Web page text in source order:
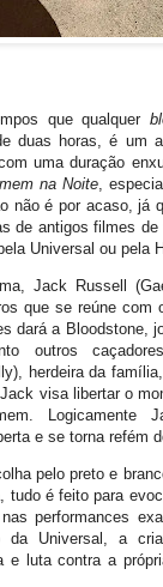
que qualquer
duas horas, é um
uma duração
na Noite,
não é por acaso, já
de antigos filmes
Universal ou pela
Jack Russell
que se reúne com
dará a Bloodstone,
outros
herdeira da
visa libertar o
e se torna refém
pelo preto e
tudo é feito para
performances
Universal, a
luta contra a